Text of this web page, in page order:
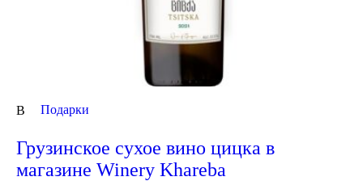
В Подарки
Грузинское сухое вино цицка в
магазине Winery Khareba